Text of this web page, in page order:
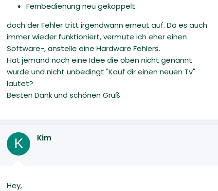
Fernbedienung neu gekoppelt
doch der Fehler tritt irgendwann erneut auf. Da es auch
immer wieder funktioniert, vermute ich eher einen
Software-, anstelle eine Hardware Fehlers.
Hat jemand noch eine Idee die oben nicht genannt
wurde und nicht unbedingt "Kauf dir einen neuen Tv"
lautet?
Besten Dank und schönen Gruß
K Kim
Hey,